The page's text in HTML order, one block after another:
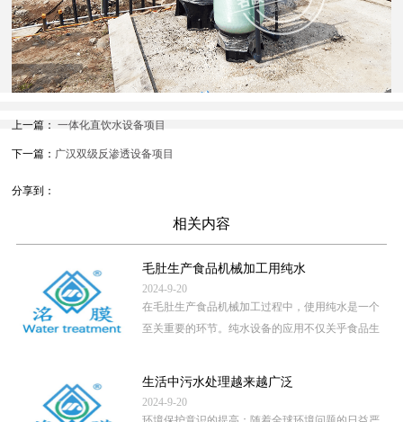
上一篇： 一体化直饮水设备项目
下一篇： 广汉双级反渗透设备项目
分享到：
相关内容
毛肚生产食品机械加工用纯水
2024-9-20
在毛肚生产食品机械加工过程中，使用纯水是一个
至关重要的环节。纯水设备的应用不仅关乎食品生
生活中污水处理越来越广泛
2024-9-20